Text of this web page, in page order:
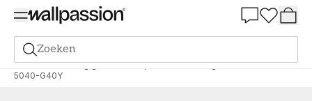
Zoeken
Verf Bestelling gebaseerd op NCS Bestelling door NCS
5040-G40Y